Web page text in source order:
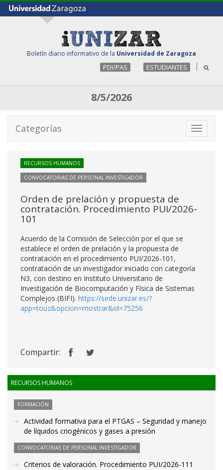
Boletín diario informativo de la Universidad de Zaragoza
PDI/PAS ESTUDIANTES
8/5/2026
Toggle
Categorías
RECURSOS HUMANOS
CONVOCATORIAS DE PERSONAL INVESTIGADOR
Orden de prelación y propuesta de
contratación. Procedimiento PUI/2026-
101
Acuerdo de la Comisión de Selección por el que se
establece el orden de prelación y la propuesta de
contratación en el procedimiento PUI/2026-101,
contratación de un investigador iniciado con categoría
N3, con destino en Instituto Universitario de
Investigación de Biocomputación y Física de Sistemas
Complejos (BIFI). https://sede.unizar.es/?
app=touz&opcion=mostrar&id=75256
Compartir:
RECURSOS HUMANOS
FORMACIÓN
Actividad formativa para el PTGAS – Seguridad y manejo
de líquidos criogénicos y gases a presión
CONVOCATORIAS DE PERSONAL INVESTIGADOR
Criterios de valoración. Procedimiento PUI/2026-111